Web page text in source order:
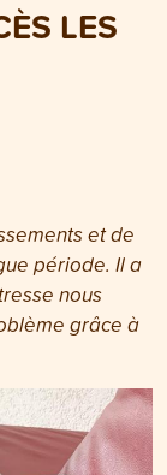
LES
et de
période. Il a
nous
grâce à